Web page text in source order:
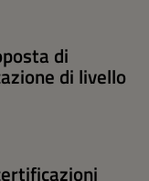
di
di livello